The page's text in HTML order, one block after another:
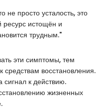
просто усталость, это
ресурс истощён и
трудным."
эти симптомы, тем
восстановления.
сигнал к действию.
жизненных